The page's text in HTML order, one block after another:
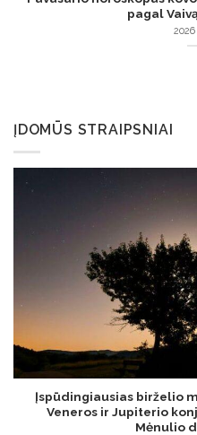
pagal
ĮDOMŪS STRAIPSNIAI
Įspūdingiausias birželio
Veneros ir Jupiterio
Mėnulio